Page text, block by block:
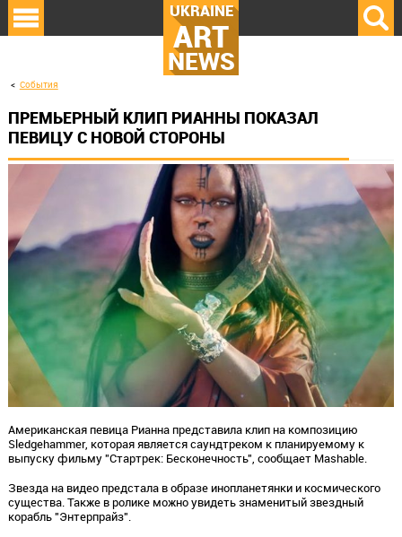
UKRAINE
ART
NEWS
События
ПРЕМЬЕРНЫЙ КЛИП РИАННЫ ПОКАЗАЛ
ПЕВИЦУ С НОВОЙ СТОРОНЫ
Американская певица Рианна представила клип на композицию
Sledgehammer, которая является саундтреком к планируемому к
выпуску фильму "Стартрек: Бесконечность", сообщает Mashable.
Звезда на видео предстала в образе инопланетянки и космического
существа. Также в ролике можно увидеть знаменитый звездный
корабль "Энтерпрайз".